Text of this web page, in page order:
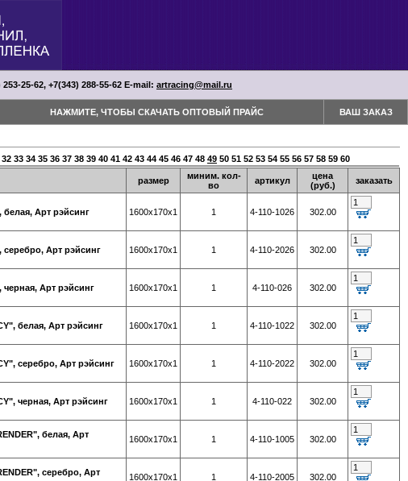
25-62, +7(343) 288-55-62 Е-mail: artracing@mail.ru
НАЖМИТЕ, ЧТОБЫ СКАЧАТЬ ОПТОВЫЙ ПРАЙС ВАШ ЗАКАЗ
32 33 34 35 36 37 38 39 40 41 42 43 44 45 46 47 48 49 50 51 52 53 54 55 56 57 58 59 60
размер
миним. кол-
во
артикул
цена
(руб.)
заказать
белая, Арт рэйсинг 1600х170х1 1 4-110-1026 302.00
серебро, Арт рэйсинг 1600х170х1 1 4-110-2026 302.00
черная, Арт рэйсинг 1600х170х1 1 4-110-026 302.00
белая, Арт рэйсинг 1600х170х1 1 4-110-1022 302.00
серебро, Арт рэйсинг 1600х170х1 1 4-110-2022 302.00
черная, Арт рэйсинг 1600х170х1 1 4-110-022 302.00
белая, Арт
1600х170х1 1 4-110-1005 302.00
серебро, Арт
1600х170х1 1 4-110-2005 302.00